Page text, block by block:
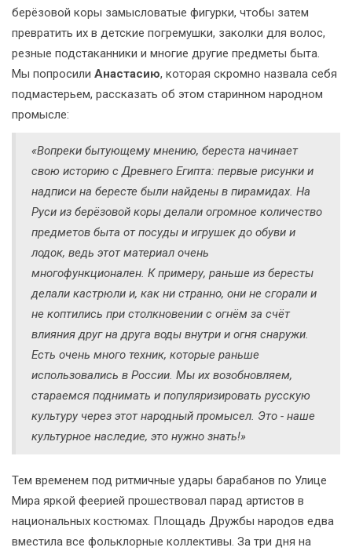
берёзовой коры замысловатые фигурки, чтобы затем
превратить их в детские погремушки, заколки для волос,
резные подстаканники и многие другие предметы быта.
Мы попросили Анастасию, которая скромно назвала себя
подмастерьем, рассказать об этом старинном народном
промысле:
«Вопреки бытующему мнению, береста начинает
свою историю с Древнего Египта: первые рисунки и
надписи на бересте были найдены в пирамидах. На
Руси из берёзовой коры делали огромное количество
предметов быта от посуды и игрушек до обуви и
лодок, ведь этот материал очень
многофункционален. К примеру, раньше из бересты
делали кастрюли и, как ни странно, они не сгорали и
не коптились при столкновении с огнём за счёт
влияния друг на друга воды внутри и огня снаружи.
Есть очень много техник, которые раньше
использовались в России. Мы их возобновляем,
стараемся поднимать и популяризировать русскую
культуру через этот народный промысел. Это - наше
культурное наследие, это нужно знать!»
Тем временем под ритмичные удары барабанов по Улице
Мира яркой феерией прошествовал парад артистов в
национальных костюмах. Площадь Дружбы народов едва
вместила все фольклорные коллективы. За три дня на